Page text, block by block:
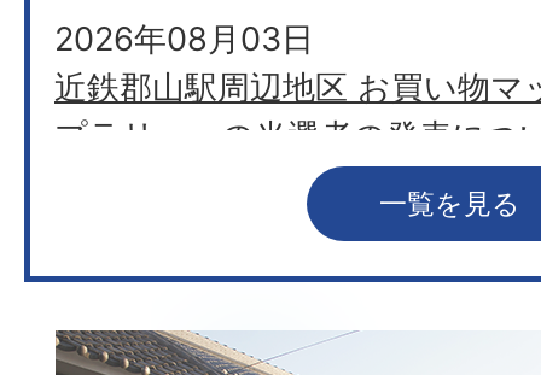
2026年08月03日
近鉄郡山駅周辺地区 お買い物マ
プラリー」の当選者の発表につ
2026年08月03日
矢田地区他における管路施設調
がん検診のご案内
一覧を見る
2